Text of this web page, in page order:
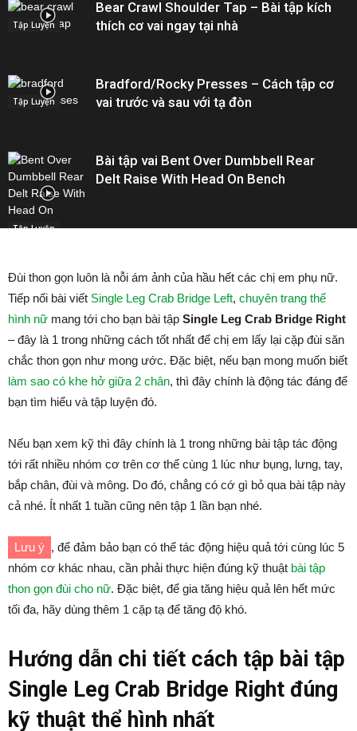
Tập Luyện
Bear Crawl Shoulder Tap – Bài tập kích
thích cơ vai ngay tại nhà
Tập Luyện
Bradford/Rocky Presses – Cách tập cơ
vai trước và sau với tạ đòn
Tập Luyện
Bài tập vai Bent Over Dumbbell Rear
Delt Raise With Head On Bench
Đùi thon gọn luôn là nỗi ám ảnh của hầu hết các chị em phụ nữ.
Tiếp nối bài viết Single Leg Crab Bridge Left, chuyên trang thể
hình nữ mang tới cho bạn bài tập Single Leg Crab Bridge Right
– đây là 1 trong những cách tốt nhất để chị em lấy lại cặp đùi săn
chắc thon gọn như mong ước. Đặc biệt, nếu bạn mong muốn biết
làm sao có khe hở giữa 2 chân, thì đây chính là động tác đáng để
bạn tìm hiểu và tập luyện đó.
Nếu bạn xem kỹ thì đây chính là 1 trong những bài tập tác động
tới rất nhiều nhóm cơ trên cơ thể cùng 1 lúc như bụng, lưng, tay,
bắp chân, đùi và mông. Do đó, chẳng có cớ gì bỏ qua bài tập này
cả nhé. Ít nhất 1 tuần cũng nên tập 1 lần bạn nhé.
Lưu ý , để đảm bảo bạn có thể tác động hiệu quả tới cùng lúc 5
nhóm cơ khác nhau, cần phải thực hiện đúng kỹ thuật bài tập
thon gọn đùi cho nữ. Đặc biệt, để gia tăng hiệu quả lên hết mức
tối đa, hãy dùng thêm 1 cặp tạ để tăng độ khó.
Hướng dẫn chi tiết cách tập bài tập
Single Leg Crab Bridge Right đúng
kỹ thuật thể hình nhất